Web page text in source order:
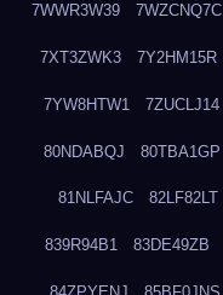
7WWR3W39 7WZCNQ7C
7XT3ZWK3 7Y2HM15R
7YW8HTW1 7ZUCLJ14
80NDABQJ 80TBA1GP
81NLFAJC 82LF82LT
839R94B1 83DE49ZB